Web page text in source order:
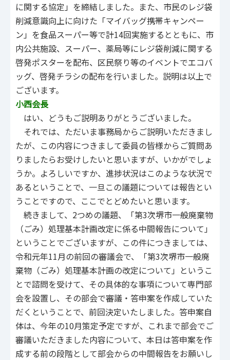
に関する協定」を締結しました。また、市民のレジ袋
削減意識向上に向けた「マイバッグ携帯キャンペー
ン」を食品スーパー等で計14回実施するとともに、市
内公共施設、スーパー、薬局等にレジ袋削減に関する
啓発ポスターを配布、区民祭り等のイベントでエコバ
ッグ、啓発チラシの配布を行いました。説明は以上で
ございます。
小西会長
はい、どうもご説明ありがとうございました。
それでは、ただいま事務局からご説明いただきまし
たが、この内容につきまして委員の皆様からご質問あ
りましたらお受けしたいと思いますが、いかがでしょ
うか。よろしいですか、進捗状況はこのような状況で
あるということで、一旦この議題については報告とい
うことですので、ここでとどめたいと思います。
続きまして、2つめの議題、「第3次堺市一般廃棄物
（ごみ）処理基本計画改定に係る中間報告について」
ということでございますが、この件につきましては、
令和元年11月の前回の審議会で、「第3次堺市一般廃
棄物（ごみ）処理基本計画の改定について」というこ
とで諮問を受けて、その具体的な事項について専門部
会を設置し、その部会で審議・答申案を作成していた
だくということで、前回決定いたしました。答申案自
体は、今年の10月策定予定ですが、これまで部会でご
審議いただきました内容について、本日は答申案を作
成する前の段階として部会からの中間報告をお願いし